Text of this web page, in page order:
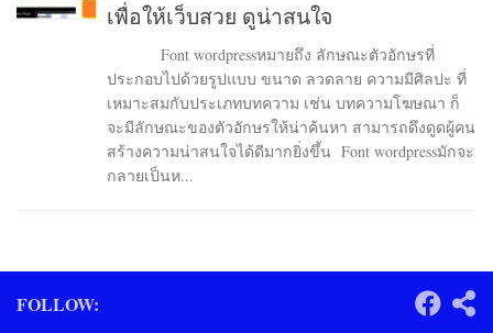
เพื่อให้เว็บสวย ดูน่าสนใจ
Font wordpressหมายถึง ลักษณะตัวอักษรที่
ประกอบไปด้วยรูปแบบ ขนาด ลวดลาย ความมีศิลปะ ที่
เหมาะสมกับประเภทบทความ เช่น บทความโฆษณา ก็
จะมีลักษณะของตัวอักษรให้น่าค้นหา สามารถดึงดูดผู้คน
สร้างความน่าสนใจได้ดีมากยิ่งขึ้น Font wordpressมักจะ
กลายเป็นห...
FOLLOW: